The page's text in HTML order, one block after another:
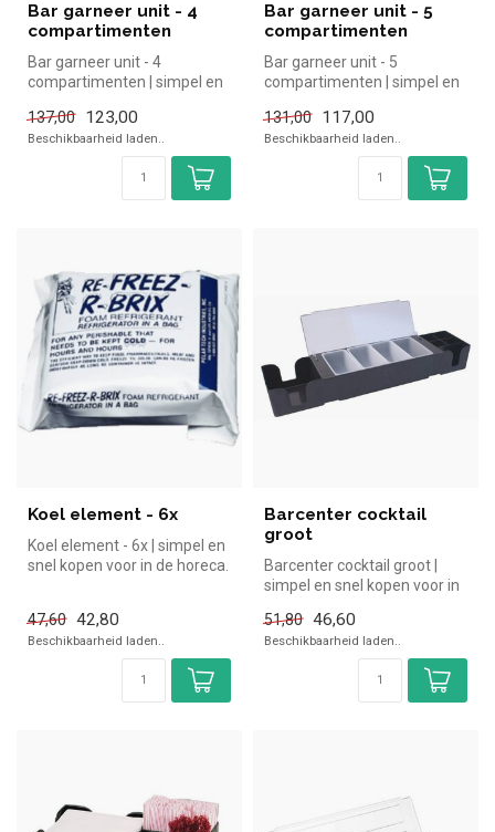
Bar garneer unit - 4
compartimenten
Bar garneer unit - 4
compartimenten | simpel en
Ov...
137,00 123,00
Beschikbaarheid laden..
Bar garneer unit - 5
compartimenten
Bar garneer unit - 5
compartimenten | simpel en
Ov...
131,00 117,00
Beschikbaarheid laden..
Koel element - 6x
Koel element - 6x | simpel en
snel kopen voor in de horeca.
47,60 42,80
Beschikbaarheid laden..
Barcenter cocktail
groot
Barcenter cocktail groot |
simpel en snel kopen voor in
51,80 46,60
Beschikbaarheid laden..